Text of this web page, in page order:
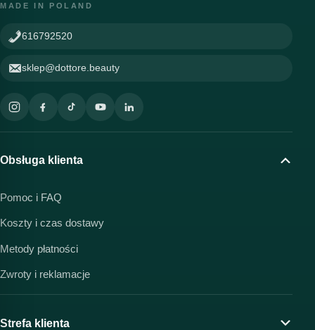
MADE IN POLAND
616792520
sklep@dottore.beauty
Obsługa klienta
Pomoc i FAQ
Koszty i czas dostawy
Metody płatności
Zwroty i reklamacje
Strefa klienta